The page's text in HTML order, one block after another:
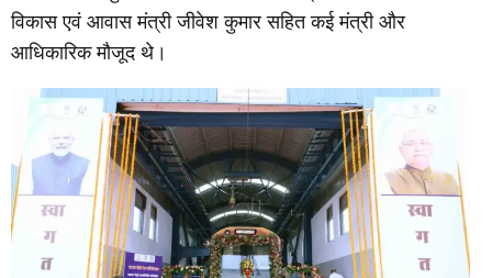
विकास एवं आवास मंत्री जीवेश कुमार सहित कई मंत्री और
आधिकारिक मौजूद थे।